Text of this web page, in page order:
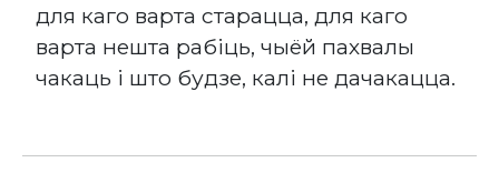
для каго варта старацца, для каго
варта нешта рабіць, чыёй пахвалы
чакаць і што будзе, калі не дачакацца.